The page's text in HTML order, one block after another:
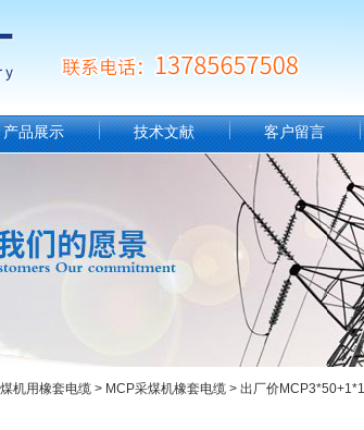
产品展示 技术文献 客户留言
机用橡套电缆 > MCP采煤机橡套电缆 > 出厂价